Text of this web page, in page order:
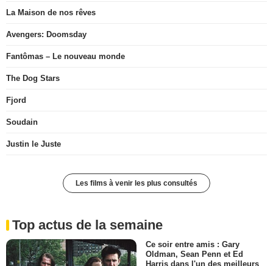
La Maison de nos rêves
Avengers: Doomsday
Fantômas – Le nouveau monde
The Dog Stars
Fjord
Soudain
Justin le Juste
Les films à venir les plus consultés
Top actus de la semaine
Ce soir entre amis : Gary
Oldman, Sean Penn et Ed
Harris dans l'un des meilleurs